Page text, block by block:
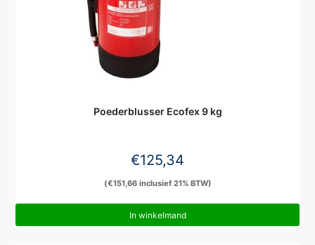
Poederblusser Ecofex 9 kg
€125,34
(€151,66inclusief 21% BTW)
In winkelmand